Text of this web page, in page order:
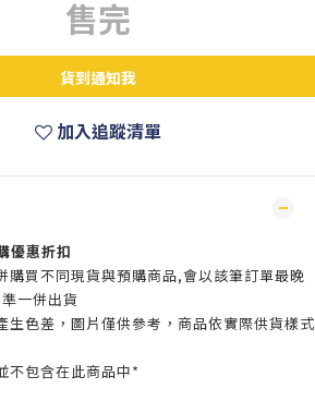
售完
貨到通知我
加入追蹤清單
優惠折扣
購買不同現貨與預購商品,會以該筆訂單最晚
一併出貨
生色差，圖片僅供參考，商品依實際供貨樣式
不包含在此商品中*